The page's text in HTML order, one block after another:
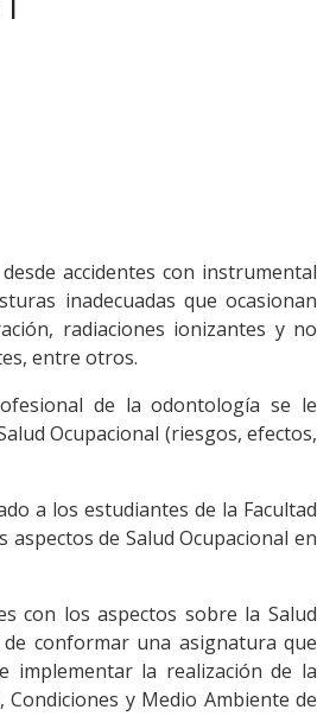
accidentes con instrumental
inadecuadas que ocasionan
radiaciones ionizantes y no
entre otros.
de la odontología se le
Ocupacional (riesgos, efectos,
a los estudiantes de la Facultad
de Salud Ocupacional en
con los aspectos sobre la Salud
conformar una asignatura que
implementar la realización de la
y Medio Ambiente de